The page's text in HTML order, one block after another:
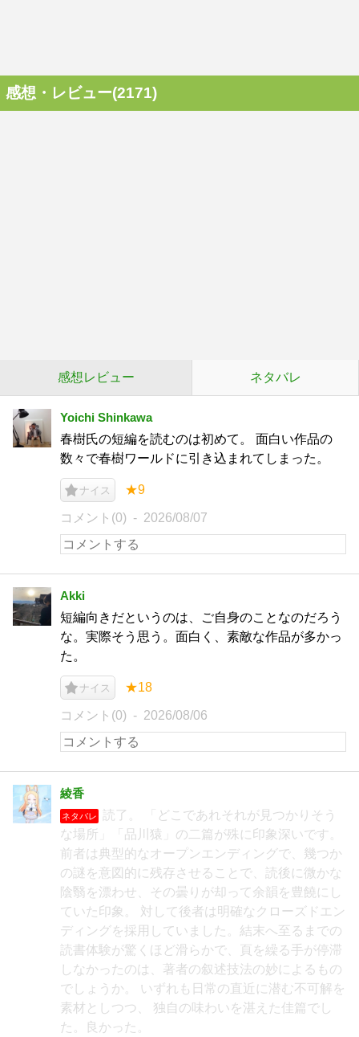
感想・レビュー(2171)
感想レビュー ネタバレ
Yoichi Shinkawa
春樹氏の短編を読むのは初めて。 面白い作品の
数々で春樹ワールドに引き込まれてしまった。
ナイス ★9
コメント(0) 2026/08/07
Akki
短編向きだというのは、ご自身のことなのだろう
な。実際そう思う。面白く、素敵な作品が多かっ
た。
ナイス ★18
コメント(0) 2026/08/06
綾香
ネタバレ
読了。 「どこであれそれが見つかりそう
な場所」「品川猿」の二篇が殊に印象深いです。
前者は典型的なオープンエンディングで、幾つか
の謎を意図的に残存させることで、読後に微かな
陰翳を漂わせ、その曇りが却って余韻を豊饒にし
ていた印象。 対して後者は明確なクローズドエン
ディングを採用していました。結末へ至るまでの
読書体験が驚くほど滑らかで、頁を繰る手が停滞
しなかったのは、著者の叙述技法の妙によるもの
でしょうか。 いずれも日常の直近に潜む不可解を
素材としつつ、 独自の味わいを湛えた佳篇でし
た。良かった。